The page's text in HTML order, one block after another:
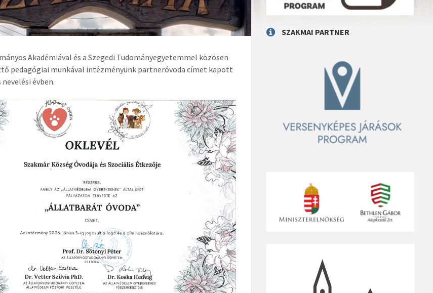
Akadémiával és a Szegedi Tudományegyetemmel közösen
pedagógiai munkával intézményünk partneróvoda címet kapott
nevelési évben.
SZAKMAI PARTNER